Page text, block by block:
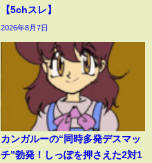
【5chスレ】
2026年8月7日
カンガルーの“同時多発デスマッ
チ”勃発！しっぽを押さえた2対1